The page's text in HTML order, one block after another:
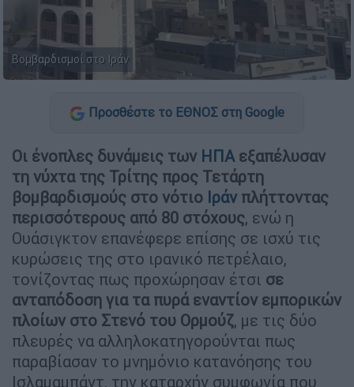
Βομβαρδισμοί στο Ιράν
Προσθέστε το ΕΘΝΟΣ στη Google
Οι ένοπλες δυνάμεις των ΗΠΑ εξαπέλυσαν
τη νύχτα της Τρίτης προς Τετάρτη
βομβαρδισμούς στο νότιο Ιράνπλήττοντας
περισσότερους από 80 στόχους, ενώ η
Ουάσιγκτον επανέφερε επίσης σε ισχύ τις
κυρώσεις της στο ιρανικό πετρέλαιο,
τονίζοντας πως προχώρησαν έτσι σε
ανταπόδοση για τα πυρά εναντίον εμπορικών
πλοίων στο Στενό του Ορμούζ, με τις δύο
πλευρές να αλληλοκατηγορούνται πως
παραβίασαν το μνημόνιο κατανόησης του
Ισλαμαμπάντ, την καταρχήν συμφωνία που